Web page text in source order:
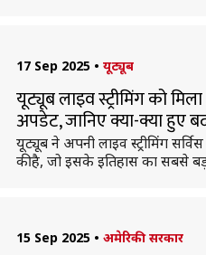
17 Sep 2025 • यूट्यूब
यूट्यूब लाइव स्ट्रीमिंग को
अपडेट, जानिए क्या-क्या हुए
यूट्यूब ने अपनी लाइव स्ट्रीमिंग
की है, जो इसके इतिहास का सबसे
15 Sep 2025 • अमेरिकी सरकार